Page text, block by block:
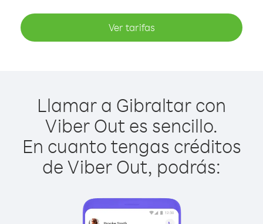
Ver tarifas
Llamar a Gibraltar con
Viber Out es sencillo.
En cuanto tengas créditos
de Viber Out, podrás: